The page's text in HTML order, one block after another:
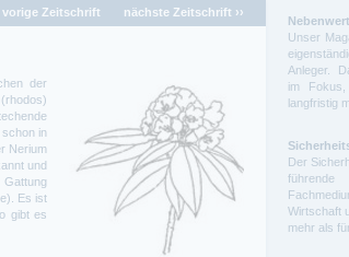
vorige Zeitschrift nächste Zeitschrift ››
der
in
Nerium
und
Es ist
gibt es
Unser
Anleger.
im
langfristig
Der
führende
Wirtschaft
mehr als